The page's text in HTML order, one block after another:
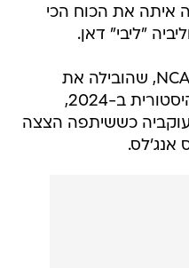
איתה את הכוח הכי
"ליבי" דאן.
המתעמלת בדימוס של ה-NCAA, שהובילה את
אוניברסיטת LSU לאליפות היסטורית ב-2024,
עוקביה כששיתפה הצצה
אנג'לס.